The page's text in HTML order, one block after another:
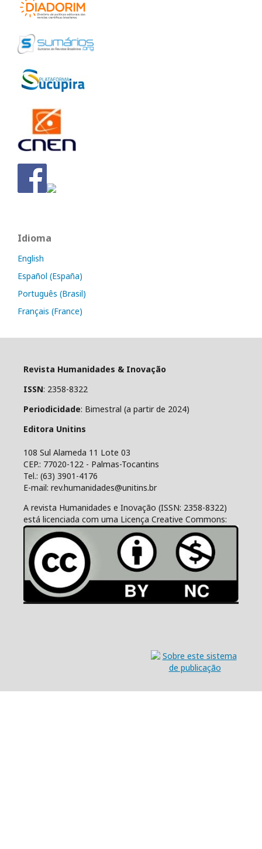
Idioma
English
Español (España)
Português (Brasil)
Français (France)
Revista Humanidades & Inovação
ISSN: 2358-8322
Periodicidade: Bimestral (a partir de 2024)
Editora Unitins
108 Sul Alameda 11 Lote 03
CEP.: 77020-122 - Palmas-Tocantins
Tel.: (63) 3901-4176
E-mail: rev.humanidades@unitins.br
A revista Humanidades e Inovação (ISSN: 2358-8322)
está licenciada com uma Licença Creative Commons: